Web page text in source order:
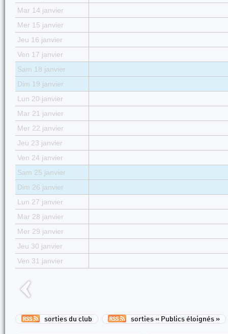
Mar 14 janvier
Mer 15 janvier
Jeu 16 janvier
Ven 17 janvier
Sam 18 janvier
Dim 19 janvier
Lun 20 janvier
Mar 21 janvier
Mer 22 janvier
Jeu 23 janvier
Ven 24 janvier
Sam 25 janvier
Dim 26 janvier
Lun 27 janvier
Mar 28 janvier
Mer 29 janvier
Jeu 30 janvier
Ven 31 janvier
sorties du club sorties « Publics éloignés »